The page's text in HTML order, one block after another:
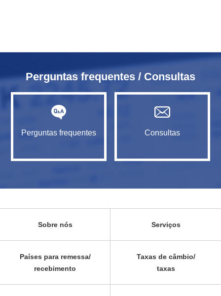
Perguntas frequentes / Consultas
Perguntas frequentes Consultas
Sobre nós Serviços
Países para remessa/
recebimento
Taxas de câmbio/
taxas